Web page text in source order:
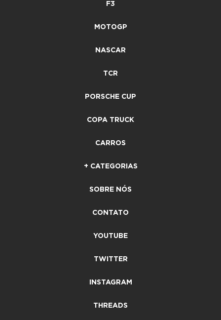
F3
MOTOGP
NASCAR
TCR
PORSCHE CUP
COPA TRUCK
CARROS
+ CATEGORIAS
SOBRE NÓS
CONTATO
YOUTUBE
TWITTER
INSTAGRAM
THREADS